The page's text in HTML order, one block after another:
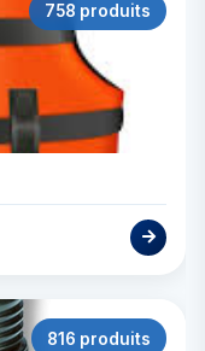
758 produits
816 produits